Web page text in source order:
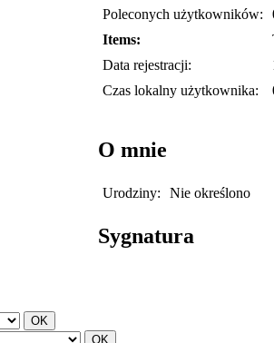
Poleconych użytkowników:
Items:
Data rejestracji:
Czas lokalny użytkownika:
O mnie
Urodziny: Nie określono
Sygnatura